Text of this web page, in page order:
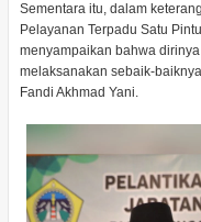
Sementara itu, dalam
Pelayanan Terpadu Satu
menyampaikan bahwa
melaksanakan sebaik-
Fandi Akhmad Yani.